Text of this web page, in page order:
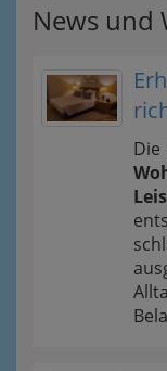
News und
Die